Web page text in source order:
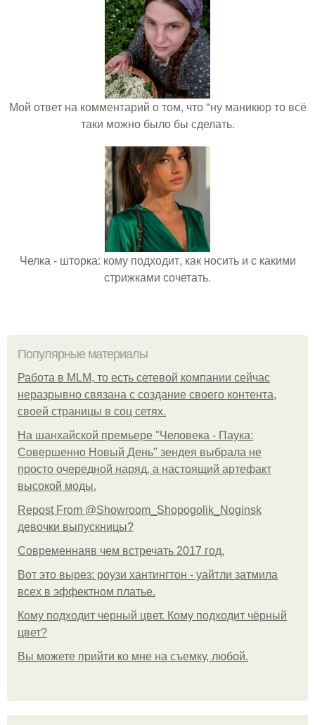
Мой ответ на комментарий о том, что "ну маникюр то всё
таки можно было бы сделать.
Челка - шторка: кому подходит, как носить и с какими
стрижками сочетать.
Популярные материалы
Работа в MLM, то есть сетевой компании сейчас
неразрывно связана с создание своего контента,
своей страницы в соц сетях.
На шанхайской премьере "Человека - Паука:
Совершенно Новый День" зендея выбрала не
просто очередной наряд, а настоящий артефакт
высокой моды.
Repost From @Showroom_Shopogolik_Noginsk
девочки выпускницы?
Современнаяв чем встречать 2017 год.
Вот это вырез: роузи хантингтон - уайтли затмила
всех в эффектном платьe.
Кому подходит черный цвет. Кому подходит чёрный
цвет?
Вы можете прийти ко мне на съемку, любой.